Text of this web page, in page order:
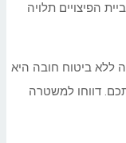
הפיצויים תלויה
ללא ביטוח חובה היא
דווחו למשטרה